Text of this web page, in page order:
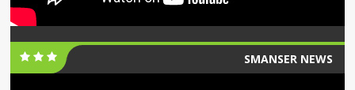
SMANSER NEWS